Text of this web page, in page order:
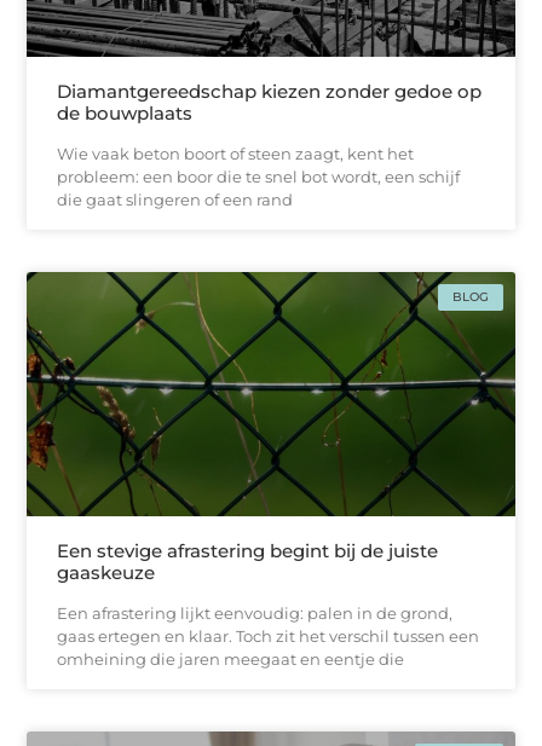
Diamantgereedschap kiezen zonder gedoe op
de bouwplaats
Wie vaak beton boort of steen zaagt, kent het
probleem: een boor die te snel bot wordt, een schijf
die gaat slingeren of een rand
BLOG
Een stevige afrastering begint bij de juiste
gaaskeuze
Een afrastering lijkt eenvoudig: palen in de grond,
gaas ertegen en klaar. Toch zit het verschil tussen een
omheining die jaren meegaat en eentje die